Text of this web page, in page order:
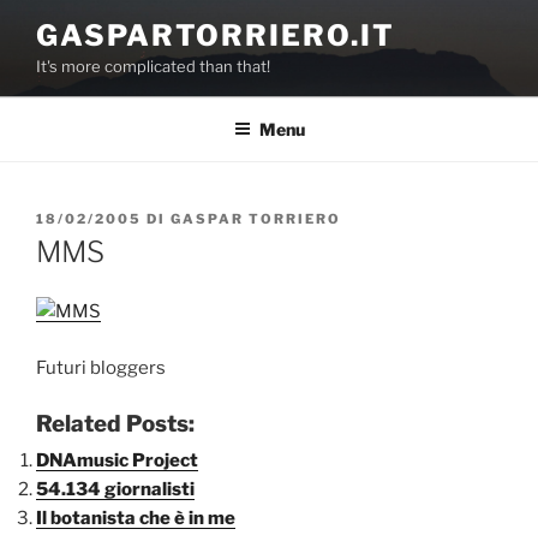
contenuto
GASPARTORRIERO.IT
It's more complicated than that!
Menu
PUBBLICATO
IL
18/02/2005 DI GASPAR TORRIERO
MMS
Futuri bloggers
Related Posts:
DNAmusic Project
54.134 giornalisti
Il botanista che è in me